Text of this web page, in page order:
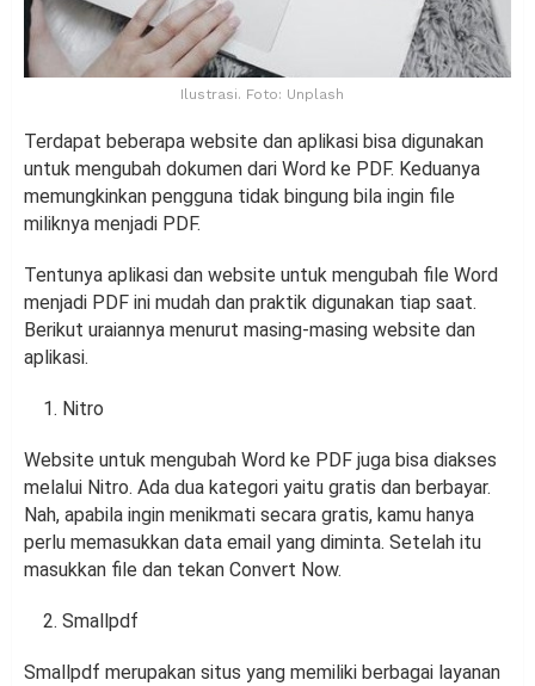
Ilustrasi. Foto: Unplash
Terdapat beberapa website dan aplikasi bisa digunakan
untuk mengubah dokumen dari Word ke PDF. Keduanya
memungkinkan pengguna tidak bingung bila ingin file
miliknya menjadi PDF.
Tentunya aplikasi dan website untuk mengubah file Word
menjadi PDF ini mudah dan praktik digunakan tiap saat.
Berikut uraiannya menurut masing-masing website dan
aplikasi.
Nitro
Website untuk mengubah Word ke PDF juga bisa diakses
melalui Nitro. Ada dua kategori yaitu gratis dan berbayar.
Nah, apabila ingin menikmati secara gratis, kamu hanya
perlu memasukkan data email yang diminta. Setelah itu
masukkan file dan tekan Convert Now.
Smallpdf
Smallpdf merupakan situs yang memiliki berbagai layanan